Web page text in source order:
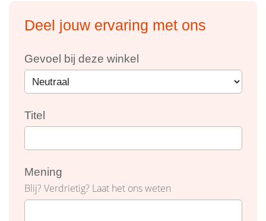
Deel jouw ervaring met ons
Gevoel bij deze winkel
Titel
Mening
Blij? Verdrietig? Laat het ons weten